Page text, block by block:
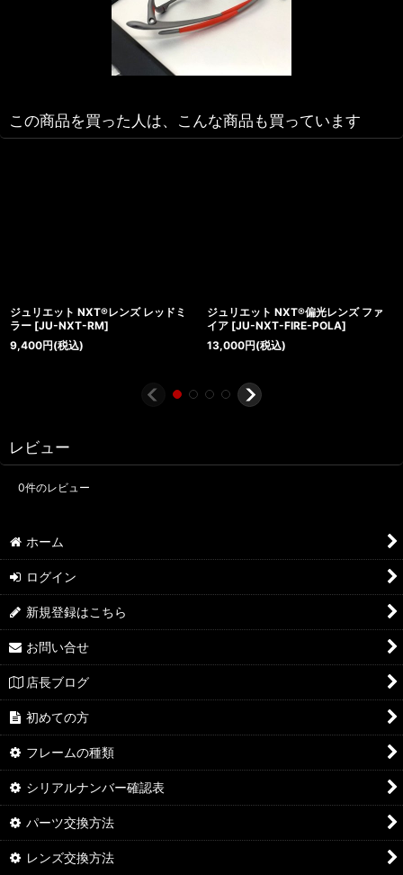
この商品を買った人は、こんな商品も買っています
ジュリエット NXT®レンズ レッドミ
ラー [JU-NXT-RM]
9,400円(税込)
ジュリエット NXT®偏光レンズ ファ
イア [JU-NXT-FIRE-POLA]
13,000円(税込)
レビュー
0件のレビュー
ホーム
ログイン
新規登録はこちら
お問い合せ
店長ブログ
初めての方
フレームの種類
シリアルナンバー確認表
パーツ交換方法
レンズ交換方法